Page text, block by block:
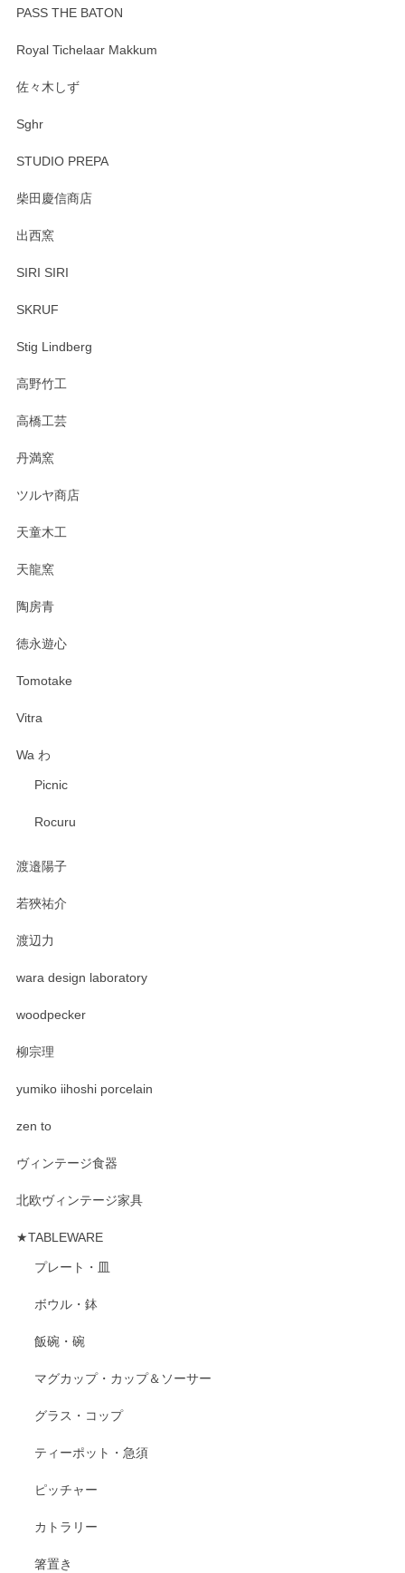
PASS THE BATON
Royal Tichelaar Makkum
佐々木しず
Sghr
STUDIO PREPA
柴田慶信商店
出西窯
SIRI SIRI
SKRUF
Stig Lindberg
高野竹工
高橋工芸
丹満窯
ツルヤ商店
天童木工
天龍窯
陶房青
徳永遊心
Tomotake
Vitra
Wa わ
Picnic
Rocuru
渡邉陽子
若狹祐介
渡辺力
wara design laboratory
woodpecker
柳宗理
yumiko iihoshi porcelain
zen to
ヴィンテージ食器
北欧ヴィンテージ家具
★TABLEWARE
プレート・皿
ボウル・鉢
飯碗・碗
マグカップ・カップ＆ソーサー
グラス・コップ
ティーポット・急須
ピッチャー
カトラリー
箸置き